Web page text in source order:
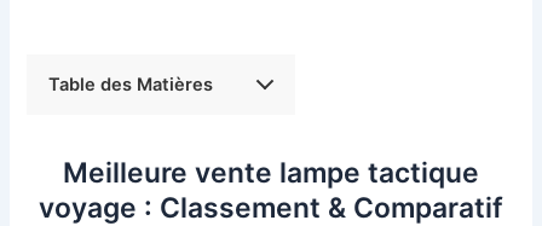
Table des Matières
Meilleure vente lampe tactique
voyage : Classement & Comparatif